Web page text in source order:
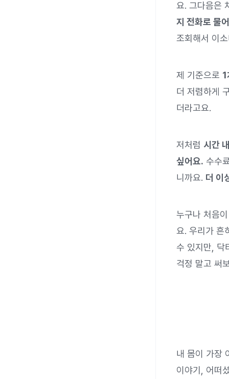
요. 그다음은
지 전화로 물
조회해서 이
제 기준으로
더 저렴하게
더라고요.
저처럼 시간
싶어요. 수수
니까요. 더 이
누구나 처음
요. 우리가 흔
수 있지만, 닥
걱정 말고 써
내 몸이 가장
이야기, 어떠